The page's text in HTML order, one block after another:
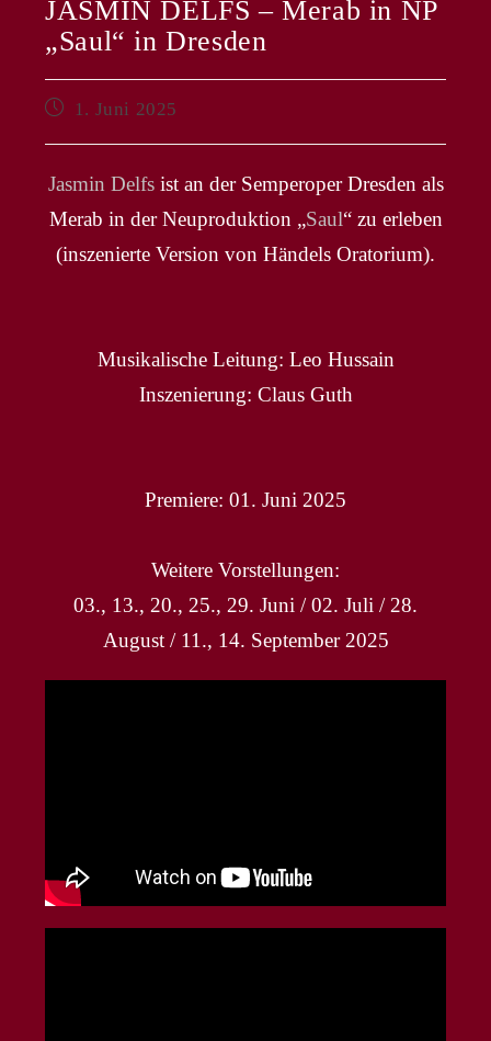
JASMIN DELFS – Merab in NP
„Saul“ in Dresden
Beitrag1. Juni 2025
Jasmin Delfsist an der Semperoper Dresden als
Merab in der Neuproduktion „Saul“ zu erleben
(inszenierte Version von Händels Oratorium).
Musikalische Leitung: Leo Hussain
Inszenierung: Claus Guth
Premiere: 01. Juni 2025
Weitere Vorstellungen:
03., 13., 20., 25., 29. Juni / 02. Juli / 28.
August / 11., 14. September 2025